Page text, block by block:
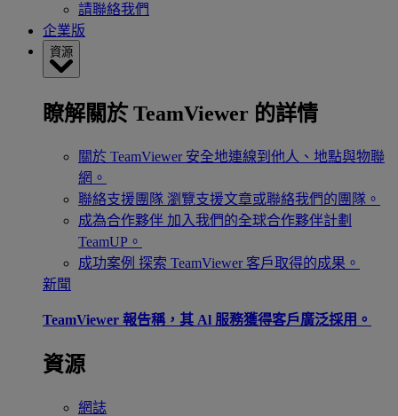
請聯絡我們
企業版
資源
瞭解關於 TeamViewer 的詳情
關於 TeamViewer 安全地連線到他人、地點與物聯
網。
聯絡支援團隊 瀏覽支援文章或聯絡我們的團隊。
成為合作夥伴 加入我們的全球合作夥伴計劃
TeamUP。
成功案例 探索 TeamViewer 客戶取得的成果。
新聞
TeamViewer 報告稱，其 Al 服務獲得客戶廣泛採用。
資源
網誌